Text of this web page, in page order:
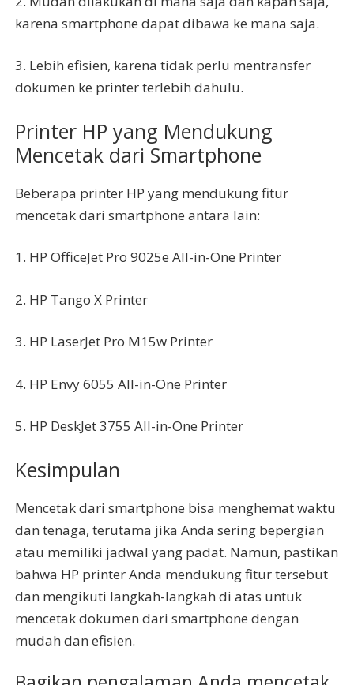
karena smartphone dapat dibawa ke mana saja.
3. Lebih efisien, karena tidak perlu mentransfer
dokumen ke printer terlebih dahulu.
Printer HP yang Mendukung
Mencetak dari Smartphone
Beberapa printer HP yang mendukung fitur
mencetak dari smartphone antara lain:
1. HP OfficeJet Pro 9025e All-in-One Printer
2. HP Tango X Printer
3. HP LaserJet Pro M15w Printer
4. HP Envy 6055 All-in-One Printer
5. HP DeskJet 3755 All-in-One Printer
Kesimpulan
Mencetak dari smartphone bisa menghemat waktu
dan tenaga, terutama jika Anda sering bepergian
atau memiliki jadwal yang padat. Namun, pastikan
bahwa HP printer Anda mendukung fitur tersebut
dan mengikuti langkah-langkah di atas untuk
mencetak dokumen dari smartphone dengan
mudah dan efisien.